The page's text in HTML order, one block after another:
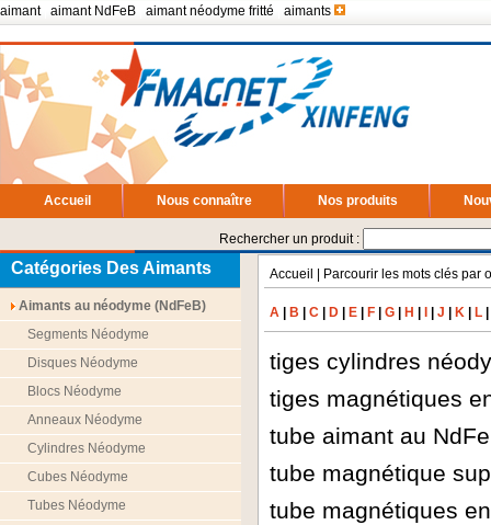
aimant aimant NdFeB aimant néodyme fritté aimants
Accueil Nous connaître Nos produits
Rechercher un produit :
Catégories Des Aimants
Aimants au néodyme (NdFeB)
Segments Néodyme
Disques Néodyme
Blocs Néodyme
Anneaux Néodyme
Cylindres Néodyme
Cubes Néodyme
Tubes Néodyme
Accueil | Parcourir les mots clés par
A B C D E F G H J K L
tiges cylindres
tiges magnétiques
tube aimant au
tube magnétique
tube magnétiques